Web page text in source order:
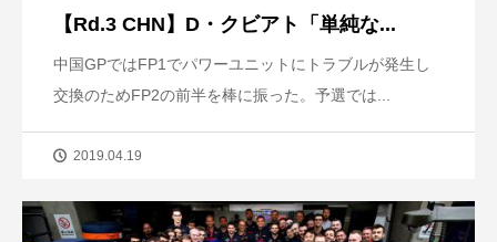
【Rd.3 CHN】D・クビアト「単純な...
中国GPではFP1でパワーユニットにトラブルが発生し
交換のためFP2の前半を棒に振った。予選では...
2019.04.19